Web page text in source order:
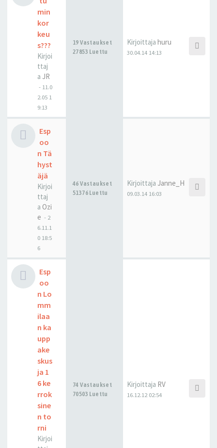
min
kor
keu
s???
Kirjoi
ttaj
a JR
- 11.0
2.05 1
9:13
19 Vastaukset
27853 Luettu
Kirjoittaja huru
30.04.14 14:13
Esp
oo
n Tä
hyst
äjä
Kirjoi
ttaj
a Ozi
e - 2
6.11.1
0 18:5
6
46 Vastaukset
51376 Luettu
Kirjoittaja Janne_H
09.03.14 16:03
Esp
oo
n Lo
mm
ilaa
n ka
upp
ake
skus
ja 1
6 ke
rrok
sine
n to
rni
Kirjoi
74 Vastaukset
70503 Luettu
Kirjoittaja RV
16.12.12 02:54